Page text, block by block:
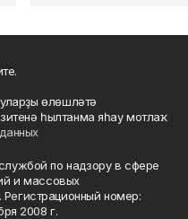
уларҙы өлөшләтә
һылтанма яһау мотлаҡ.
по надзору в сфере
и массовых
номер:
2008 г.